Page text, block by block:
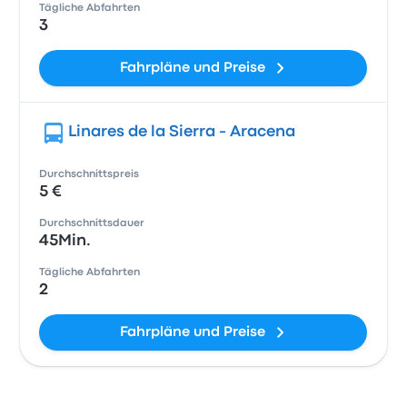
Tägliche Abfahrten
3
Fahrpläne und Preise
Linares de la Sierra - Aracena
Durchschnittspreis
5 €
Durchschnittsdauer
45Min.
Tägliche Abfahrten
2
Fahrpläne und Preise